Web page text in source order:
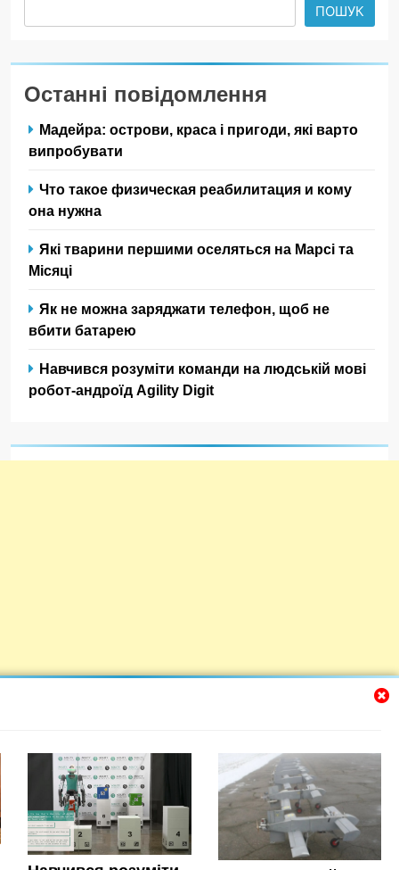
ПОШУК
Останні повідомлення
Мадейра: острови, краса і пригоди, які варто
випробувати
Что такое физическая реабилитация и кому
она нужна
Які тварини першими оселяться на Марсі та
Місяці
Як не можна заряджати телефон, щоб не
вбити батарею
Навчився розуміти команди на людській мові
робот-андроїд Agility Digit